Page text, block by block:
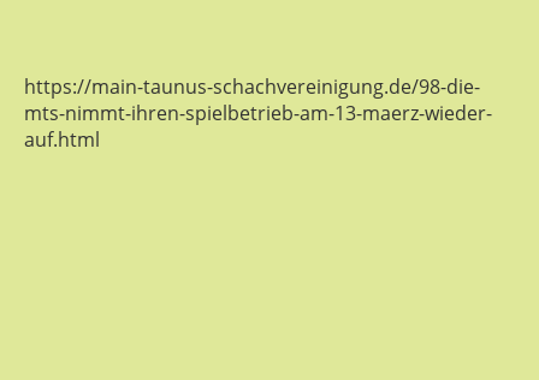
https://main-taunus-schachvereinigung.de/98-die-
mts-nimmt-ihren-spielbetrieb-am-13-maerz-wieder-
auf.html